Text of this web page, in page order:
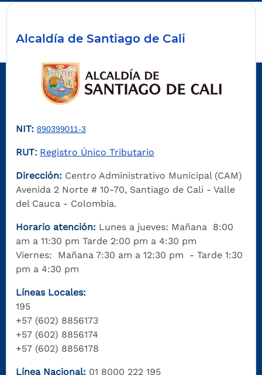
Alcaldía de Santiago de Cali
NIT: 890399011-3
RUT: Registro Único Tributario
Dirección: Centro Administrativo Municipal (CAM)
Avenida 2 Norte # 10-70, Santiago de Cali - Valle
del Cauca - Colombia.
Horario atención: Lunes a jueves: Mañana 8:00
am a 11:30 pm Tarde 2:00 pm a 4:30 pm
Viernes: Mañana 7:30 am a 12:30 pm - Tarde 1:30
pm a 4:30 pm
Líneas Locales:
195
+57 (602) 8856173
+57 (602) 8856174
+57 (602) 8856178
Línea Nacional: 01 8000 222 195